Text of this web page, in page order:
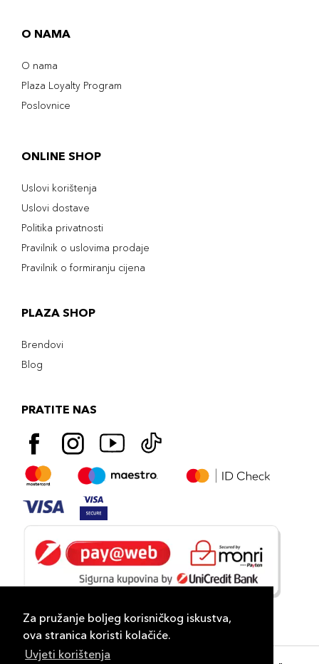
Za pružanje boljeg korisničkog iskustva,
ova stranica koristi kolačiće.
Uvjeti korištenja
O NAMA
O nama
Plaza Loyalty Program
Poslovnice
ONLINE SHOP
Uslovi korištenja
Uslovi dostave
Politika privatnosti
Pravilnik o uslovima prodaje
Pravilnik o formiranju cijena
PLAZA SHOP
Brendovi
Blog
PRATITE NAS